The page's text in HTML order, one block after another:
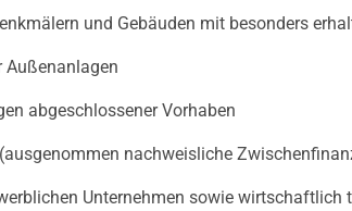
und Gebäuden mit besonders
Außenanlagen
abgeschlossener Vorhaben
nachweisliche
Unternehmen sowie